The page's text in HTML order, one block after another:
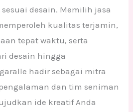
desain. Memilih jasa
kualitas terjamin,
tepat waktu, serta
desain hingga
hadir sebagai mitra
dan tim seniman
ide kreatif Anda